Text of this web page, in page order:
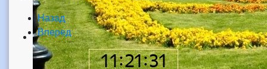
Назад
Вперед